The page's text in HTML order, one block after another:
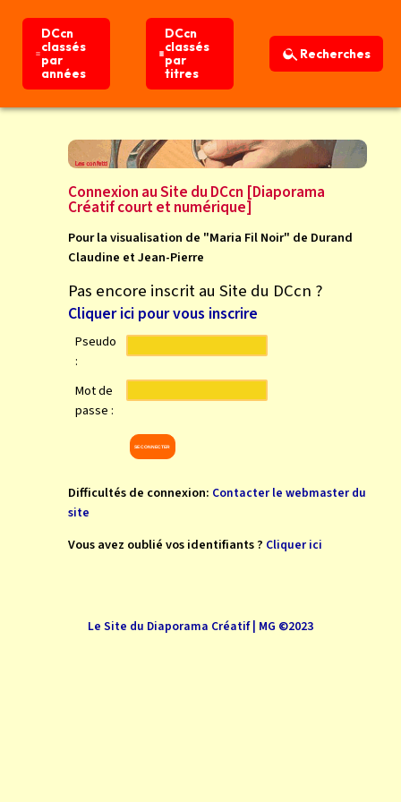
DCcn
classés
par
années
DCcn
classés
par
titres
Recherches
DCcn
classés
par
années
DCcn
classés
par
titres
Recherches
Connexion au Site du DCcn [Diaporama
Créatif court et numérique]
Pour la visualisation de "Maria Fil Noir" de Durand
Claudine et Jean-Pierre
Pas encore inscrit au Site du DCcn ?
Cliquer ici pour vous inscrire
Pseudo
:
Mot de
passe :
Difficultés de connexion: Contacter le webmaster du
site
Vous avez oublié vos identifiants ? Cliquer ici
Le Site du Diaporama Créatif | MG ©2023